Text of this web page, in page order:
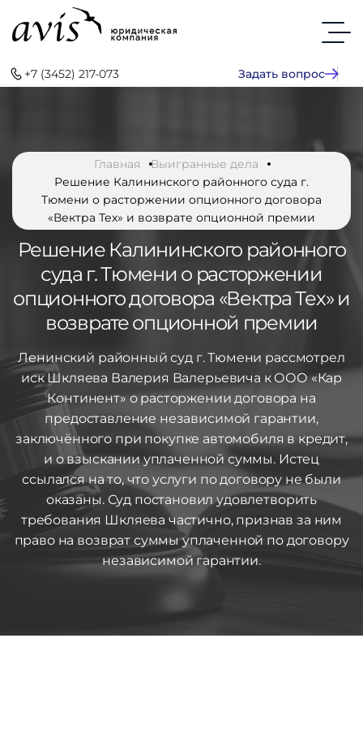
+7 (3452) 217-073 Задать вопрос
Главная
Выигранные дела
Решение Калининского районного суда г.
Тюмени о расторжении опционного договора
«Вектра Тех» и возврате опционной премии
Решение Калининского районного
суда г. Тюмени о расторжении
опционного договора «Вектра Тех» и
возврате опционной премии
Ленинский районный суд г. Тюмени рассмотрел
иск Шкляева Валерия Валерьевича к ООО «Кар
Континент» о расторжении договора на
предоставление независимой гарантии,
заключённого при покупке автомобиля в кредит,
и о взыскании уплаченной суммы. Истец
ссылался на то, что услуги по договору не были
оказаны. Суд постановил удовлетворить
требования Шкляева частично, признав за ним
право на возврат суммы уплаченной по договору
независимой гарантии.